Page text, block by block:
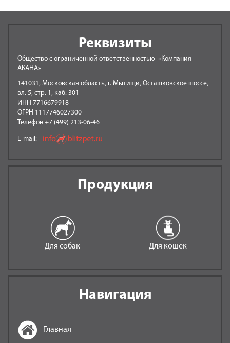
Реквизиты
Общество с ограниченной ответственностью «Компания
АКАНА»
141031, Московская область, г. Мытищи, Осташковское шоссе,
вл. 5, стр. 1, каб. 301
ИНН 7716679918
ОГРН 1117746027300
Телефон +7 (499) 213-06-46
E-mail:
Продукция
Для собак Для кошек
Навигация
Главная